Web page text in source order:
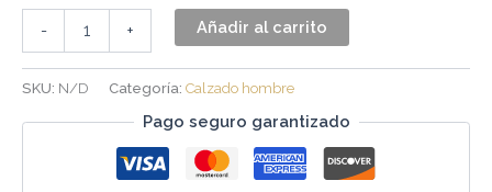
- + Añadir al carrito
SKU: N/D Categoría: Calzado hombre
Pago seguro garantizado